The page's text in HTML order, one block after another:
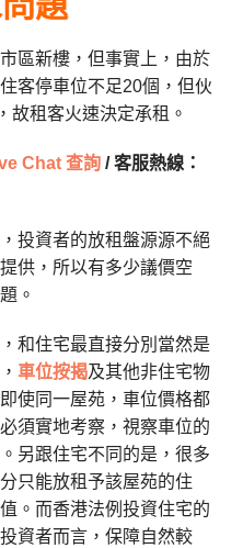
區新樓，但事實上，由於
客停車位不足20個，但伙
故租客火速決定承租。
Chat 查詢/ 客服熱線：
投資者的放租盤源源不絕
提供，所以有多少議價空
。
和住宅最直接分別當然是
車位按揭及其他非住宅物
使同一屋苑，車位價格都
須實地考察，視察車位的
另跟住宅不同的是，很多
只能放租予該屋苑的住
。而香港法例投資住宅的
資者而言，保障自然較